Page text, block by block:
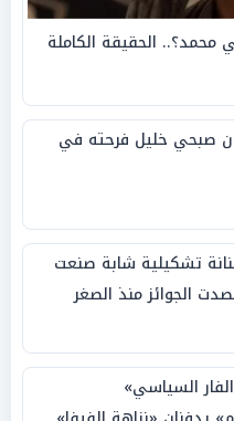
الحقيقة الكاملة
صبحي خليل فرحته في
تشكيلية شابة صنعت
الجوائز منذ الصغر
السياسي»